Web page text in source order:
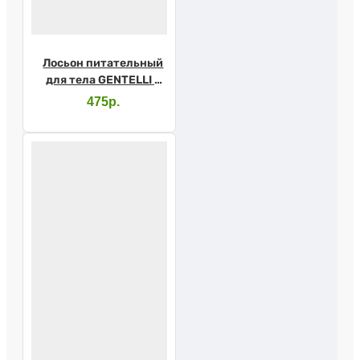
Лосьон питательный
для тела GENTELLI с
маслом виноградных
250мл
475р.